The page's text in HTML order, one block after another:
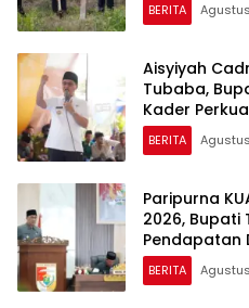
BERITA
Aisyiyah
Tubaba,
Kader
BERITA
Paripurna
2026,
Pendapatan
BERITA